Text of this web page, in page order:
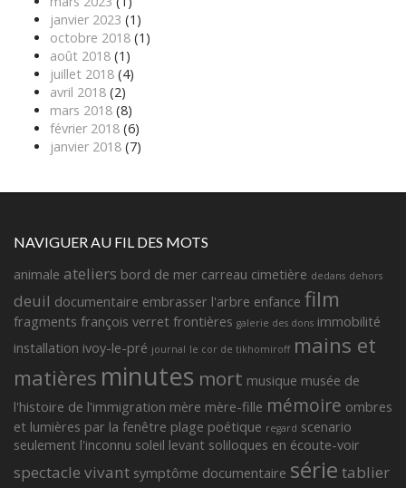
janvier 2023 (1)
octobre 2018 (1)
août 2018 (1)
juillet 2018 (4)
avril 2018 (2)
mars 2018 (8)
février 2018 (6)
janvier 2018 (7)
NAVIGUER AU FIL DES MOTS
animale ateliers bord de mer carreau cimetière dedans dehors
deuil documentaire embrasser l'arbre enfance film
fragments françois verret frontières galerie des dons immobilité
installation ivoy-le-pré journal le cor de tikhomiroff mains et
matières minutes mort musique musée de
l'histoire de l'immigration mère mère-fille mémoire ombres
et lumières par la fenêtre plage poétique regard scenario
seulement l'inconnu soleil levant soliloques en écoute-voir
spectacle vivant symptôme documentaire série tablier